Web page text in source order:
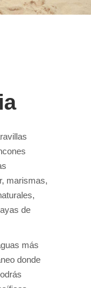
marismas,
de
más
donde